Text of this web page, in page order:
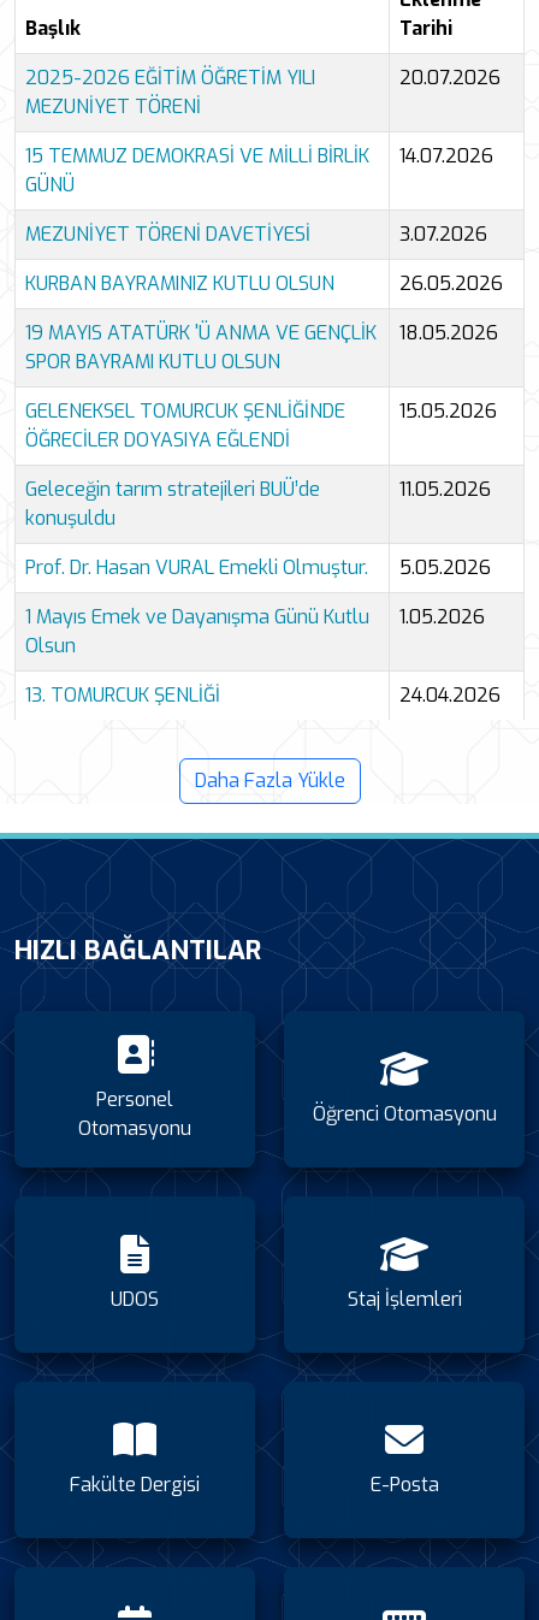
Başlık
Tarihi
2025-2026 EĞİTİM ÖĞRETİM YILI
MEZUNİYET TÖRENİ
20.07.2026
15 TEMMUZ DEMOKRASİ VE MİLLİ BİRLİK
GÜNÜ
14.07.2026
MEZUNİYET TÖRENİ DAVETİYESİ
3.07.2026
KURBAN BAYRAMINIZ KUTLU OLSUN
26.05.2026
19 MAYIS ATATÜRK 'Ü ANMA VE GENÇLİK
SPOR BAYRAMI KUTLU OLSUN
18.05.2026
GELENEKSEL TOMURCUK ŞENLİĞİNDE
ÖĞRECİLER DOYASIYA EĞLENDİ
15.05.2026
Geleceğin tarım stratejileri BUÜ’de
konuşuldu
11.05.2026
Prof. Dr. Hasan VURAL Emekli Olmuştur.
5.05.2026
1 Mayıs Emek ve Dayanışma Günü Kutlu
Olsun
1.05.2026
13. TOMURCUK ŞENLİĞİ 24.04.2026
Daha Fazla Yükle
HIZLI BAĞLANTILAR
Personel
Otomasyonu
Öğrenci Otomasyonu
UDOS Staj İşlemleri
Fakülte Dergisi E-Posta